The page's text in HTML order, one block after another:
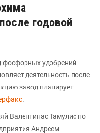
годовой
фосфорных удобрений
деятельность после
завод планирует
.
Валентинас Тамулис по
Андреем